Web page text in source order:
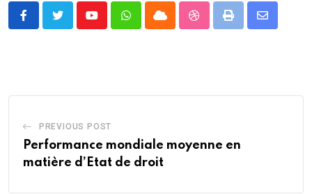
YoutubeWhatsappCloud StumbleUpon
Print
Share
PREVIOUS POST
Performance mondiale moyenne en
matière d’Etat de droit